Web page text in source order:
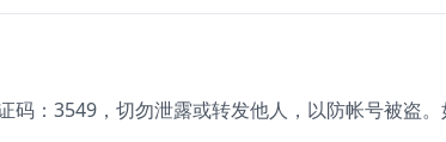
码：3549，切勿泄露或转发他人，以防帐号被盗